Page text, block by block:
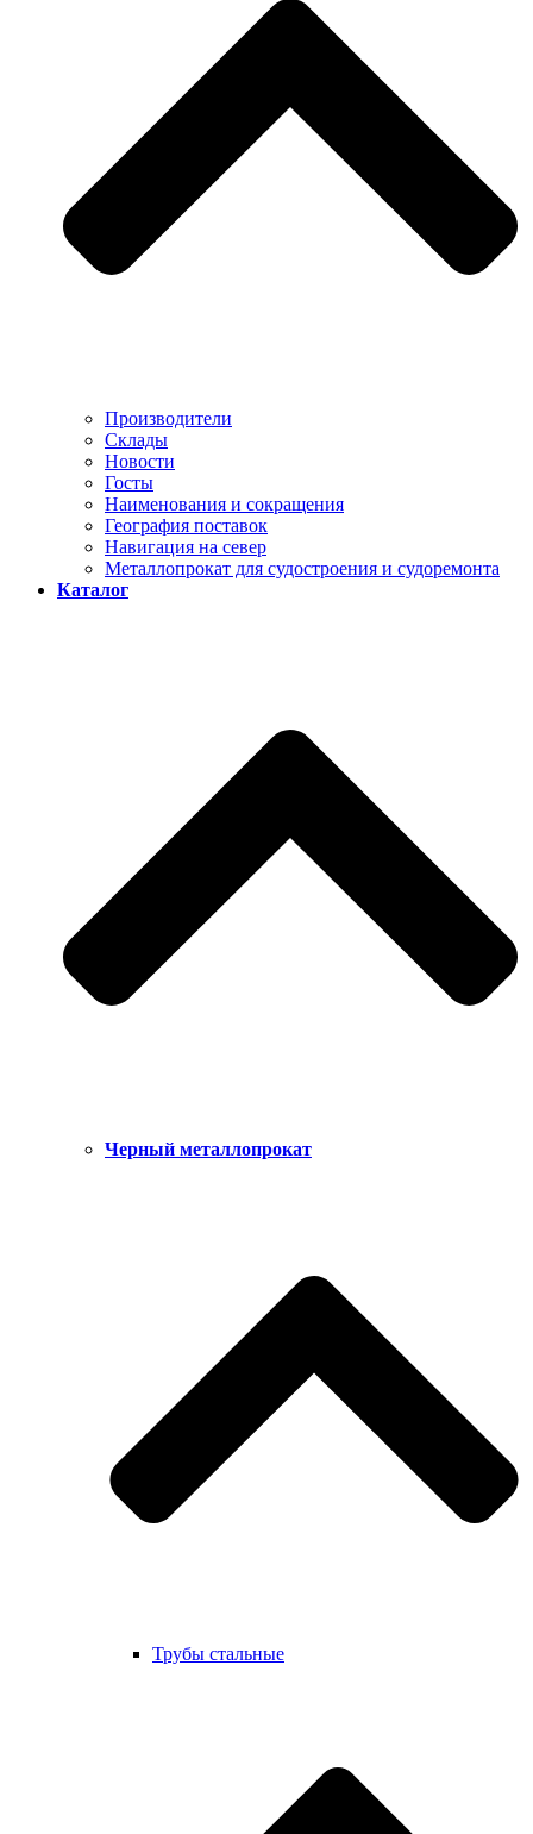
Производители
Склады
Новости
Госты
Наименования и сокращения
География поставок
Навигация на север
Металлопрокат для судостроения и судоремонта
Каталог
Черный металлопрокат
Трубы стальные